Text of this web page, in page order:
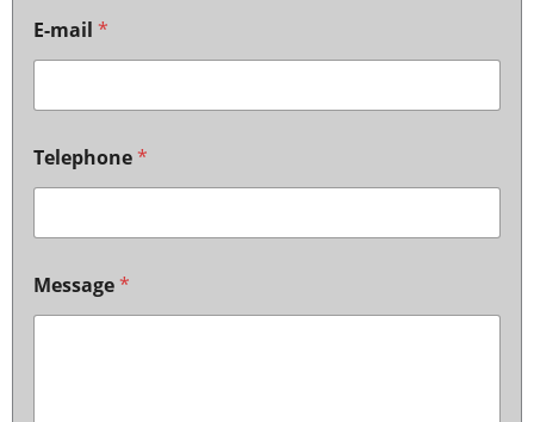
E-mail *
Telephone*
Message*